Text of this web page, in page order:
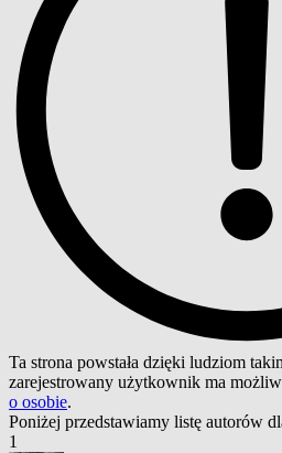
Ta strona powstała dzięki ludziom
zarejestrowany użytkownik ma
o osobie.
Poniżej przedstawiamy listę autorów
1